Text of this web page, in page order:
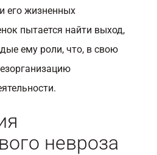
его жизненных
пытается найти выход,
ему роли, что, в свою
невроза